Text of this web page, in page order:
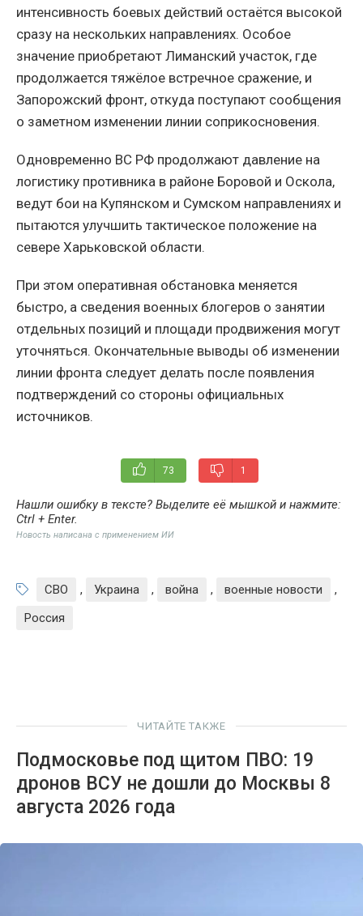
интенсивность боевых действий остаётся высокой
сразу на нескольких направлениях. Особое
значение приобретают Лиманский участок, где
продолжается тяжёлое встречное сражение, и
Запорожский фронт, откуда поступают сообщения
о заметном изменении линии соприкосновения.
Одновременно ВС РФ продолжают давление на
логистику противника в районе Боровой и Оскола,
ведут бои на Купянском и Сумском направлениях и
пытаются улучшить тактическое положение на
севере Харьковской области.
При этом оперативная обстановка меняется
быстро, а сведения военных блогеров о занятии
отдельных позиций и площади продвижения могут
уточняться. Окончательные выводы об изменении
линии фронта следует делать после появления
подтверждений со стороны официальных
источников.
73 1
Нашли ошибку в тексте? Выделите её мышкой и нажмите:
Ctrl + Enter.
Новость написана с применением ИИ
СВО , Украина , война , военные новости
,
Россия
ЧИТАЙТЕ ТАКЖЕ
Подмосковье под щитом ПВО: 19
дронов ВСУ не дошли до Москвы 8
августа 2026 года